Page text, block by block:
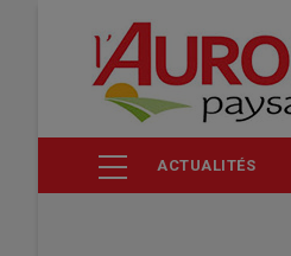
contenu
ACTUALITÉS